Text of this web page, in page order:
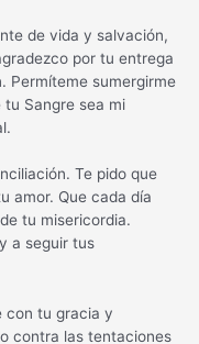
de vida y salvación,
por tu entrega
Permíteme sumergirme
Sangre sea mi
Te pido que
amor. Que cada día
tu misericordia.
a seguir tus
con tu gracia y
contra las tentaciones